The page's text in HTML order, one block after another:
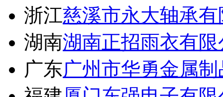
浙江慈溪市永大轴承
湖南湖南正招雨衣有限
广东广州市华勇金属